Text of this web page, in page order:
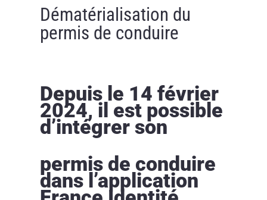
Dématérialisation du
permis de conduire
Depuis le 14 février
2024, il est possible
d’intégrer son
permis de conduire
dans l’application